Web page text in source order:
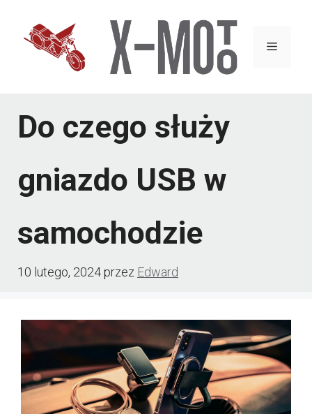
Menu
Do czego służy
gniazdo USB w
samochodzie
10 lutego, 2024przez Edward